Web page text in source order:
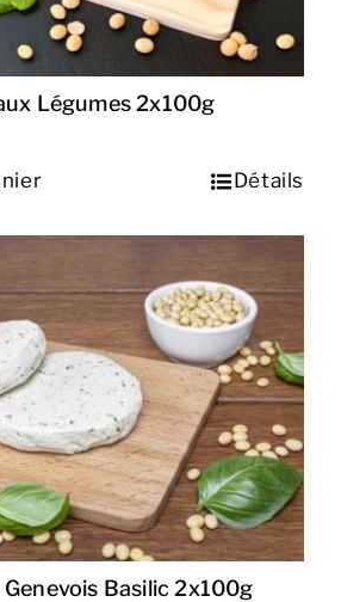
Légumes 2x100g
Détails
Basilic 2x100g